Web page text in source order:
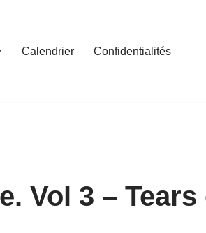
Calendrier Confidentialités
Vol 3 –